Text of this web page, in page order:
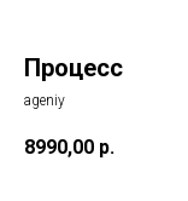
Процесс
ageniy
8990,00 р.